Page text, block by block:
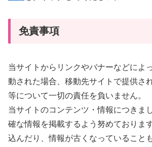
免責事項
当サイトからリンクやバナーなどによ
動された場合、移動先サイトで提供さ
等について一切の責任を負いません。
当サイトのコンテンツ・情報につきま
確な情報を掲載するよう努めておりま
込んだり、情報が古くなっていること